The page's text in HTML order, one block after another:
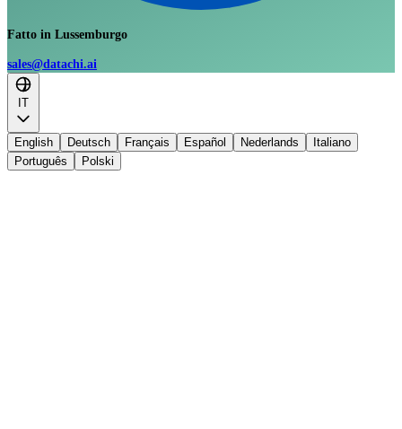
Fatto in Lussemburgo
sales@datachi.ai
IT
English Deutsch Français Español Nederlands
Italiano
Português
Polski